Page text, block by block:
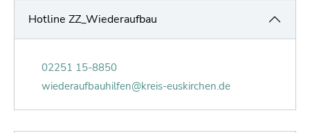
Hotline ZZ_Wiederaufbau
02251 15-8850Telefonnummer von Hotline
E-Mail von Hotline ZZ_Wiederaufbau:
wiederaufbauhilfen@kreis-euskirchen.de